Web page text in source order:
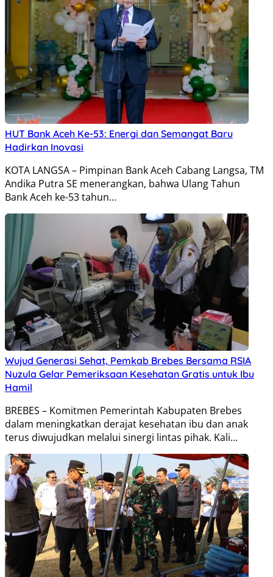
HUT Bank Aceh Ke-53: Energi dan Semangat Baru
Hadirkan Inovasi
KOTA LANGSA – Pimpinan Bank Aceh Cabang Langsa, TM
Andika Putra SE menerangkan, bahwa Ulang Tahun
Bank Aceh ke-53 tahun…
Wujud Generasi Sehat, Pemkab Brebes Bersama RSIA
Nuzula Gelar Pemeriksaan Kesehatan Gratis untuk Ibu
Hamil
BREBES – Komitmen Pemerintah Kabupaten Brebes
dalam meningkatkan derajat kesehatan ibu dan anak
terus diwujudkan melalui sinergi lintas pihak. Kali…